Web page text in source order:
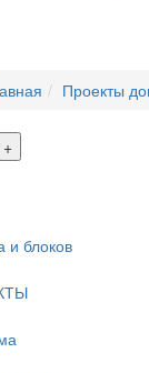
Проекты
+
и блоков